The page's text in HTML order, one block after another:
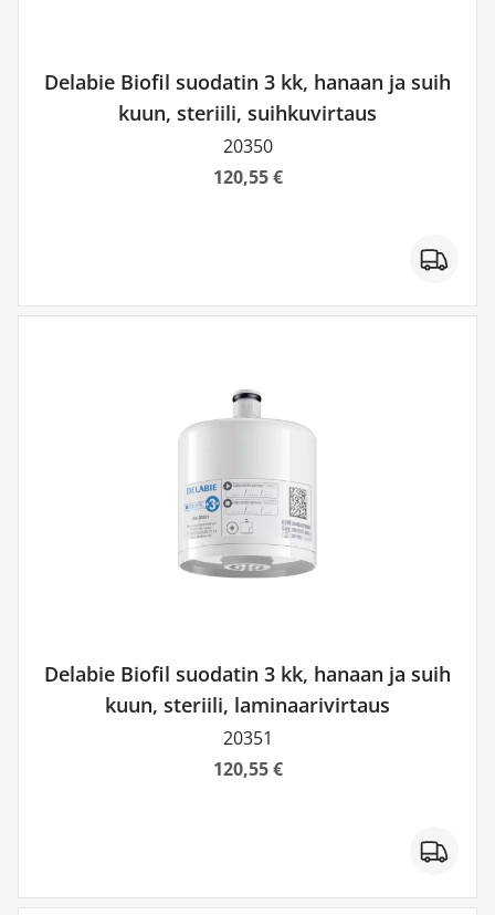
Delabie Biofil suodatin 3 kk, hanaan ja suih
kuun, steriili, suihkuvirtaus
20350
120,55 €
Delabie Biofil suodatin 3 kk, hanaan ja suih
kuun, steriili, laminaarivirtaus
20351
120,55 €